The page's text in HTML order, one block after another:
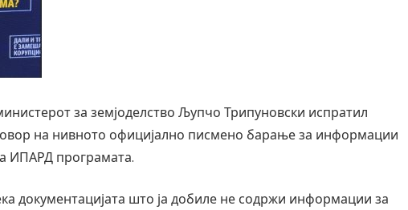
за земјоделство Љупчо Трипуновски испратил
на нивното официјално писмено барање за информации
ИПАРД програмата.
документацијата што ја добиле не содржи информации за